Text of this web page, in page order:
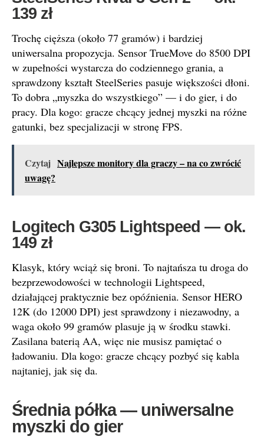
139 zł
Trochę cięższa (około 77 gramów) i bardziej
uniwersalna propozycja. Sensor TrueMove do 8500 DPI
w zupełności wystarcza do codziennego grania, a
sprawdzony kształt SteelSeries pasuje większości dłoni.
To dobra „myszka do wszystkiego” — i do gier, i do
pracy. Dla kogo: gracze chcący jednej myszki na różne
gatunki, bez specjalizacji w stronę FPS.
Czytaj Najlepsze monitory dla graczy – na co zwrócić
uwagę?
Logitech G305 Lightspeed — ok.
149 zł
Klasyk, który wciąż się broni. To najtańsza tu droga do
bezprzewodowości w technologii Lightspeed,
działającej praktycznie bez opóźnienia. Sensor HERO
12K (do 12000 DPI) jest sprawdzony i niezawodny, a
waga około 99 gramów plasuje ją w środku stawki.
Zasilana baterią AA, więc nie musisz pamiętać o
ładowaniu. Dla kogo: gracze chcący pozbyć się kabla
najtaniej, jak się da.
Średnia półka — uniwersalne
myszki do gier